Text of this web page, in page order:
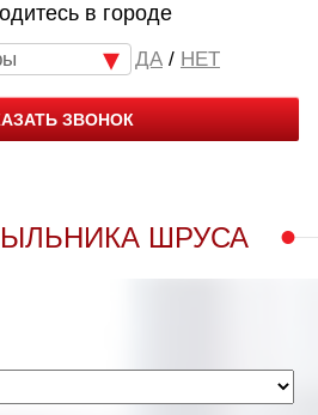
в городе
/ НЕТ
ЗВОНОК
ШРУСА